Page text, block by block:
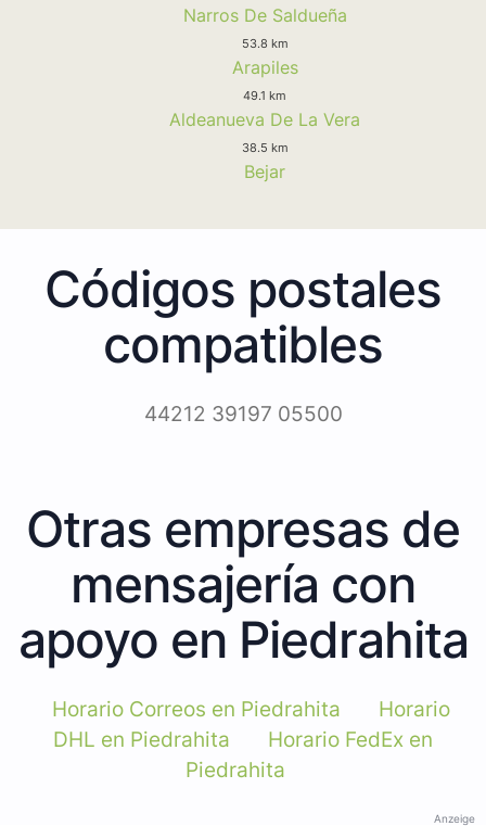
Narros De Saldueña
53.8 km
Arapiles
49.1 km
Aldeanueva De La Vera
38.5 km
Bejar
Códigos postales
compatibles
44212 39197 05500
Otras empresas de
mensajería con
apoyo en Piedrahita
Horario Correos en Piedrahita
Horario
DHL en Piedrahita
Horario FedEx en
Piedrahita
Anzeige